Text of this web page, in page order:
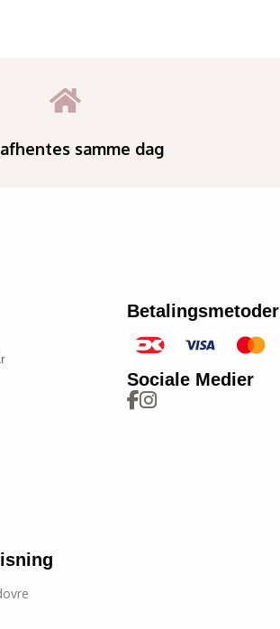
samme dag
Betalingsmetoder
Sociale Medier